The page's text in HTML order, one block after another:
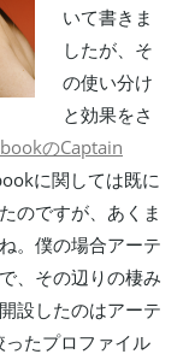
いて書きま
したが、そ
の使い分け
と効果をさ
のCaptain
に関しては既に
のですが、あくま
。僕の場合アーテ
、その辺りの棲み
設したのはアーテ
たプロファイル